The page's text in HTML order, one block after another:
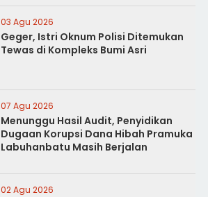
03 Agu 2026
Geger, Istri Oknum Polisi Ditemukan
Tewas di Kompleks Bumi Asri
07 Agu 2026
Menunggu Hasil Audit, Penyidikan
Dugaan Korupsi Dana Hibah Pramuka
Labuhanbatu Masih Berjalan
02 Agu 2026